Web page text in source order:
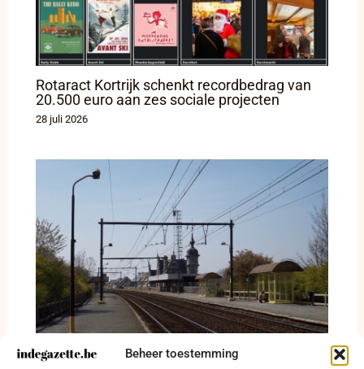
Beheer toestemming
Rotaract Kortrijk schenkt recordbedrag van
20.500 euro aan zes sociale projecten
28 juli 2026